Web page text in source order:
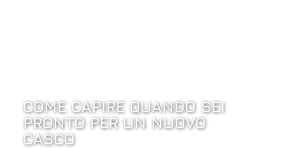
COME CAPIRE QUANDO SEI
PRONTO PER UN NUOVO
CASCO